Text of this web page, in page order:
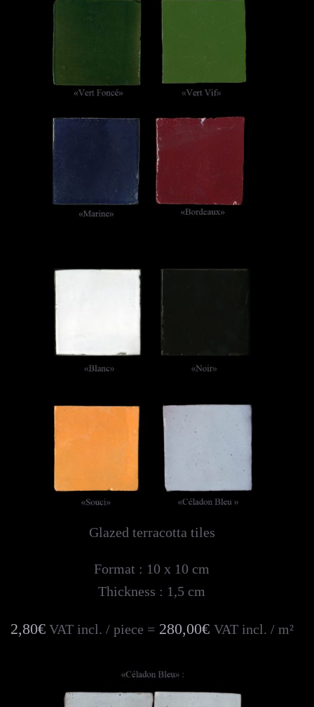
Glazed terracotta tiles
Format : 10 x 10 cm
Thickness : 1,5 cm
2,80€VAT incl. / piece =280,00€ VAT incl. / m²